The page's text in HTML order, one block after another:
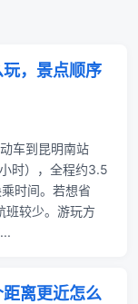
，景点顺序
车到昆明南站
时），全程约3.5
时间。若想省
班较少。游玩方
离更近怎么